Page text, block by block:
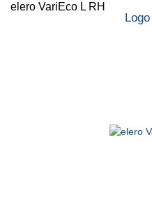
elero VariEco L RH